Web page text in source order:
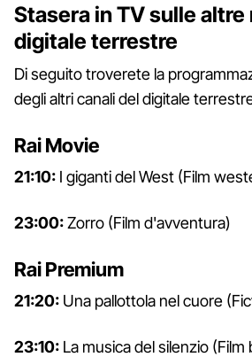
Stasera in TV sulle altre
digitale terrestre
Di seguito troverete la
degli altri canali del digitale
Rai Movie
21:10: I giganti del West (Film
23:00:Zorro (Film d'avventura)
Rai Premium
21:20: Una pallottola nel cuore
23:10: La musica del silenzio (Film